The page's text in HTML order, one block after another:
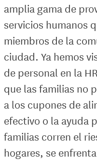
amplia gama de
servicios humanos
miembros de la
ciudad. Ya hemos
de personal en la
que las familias no
a los cupones de
efectivo o la ayuda
familias corren el
hogares, se